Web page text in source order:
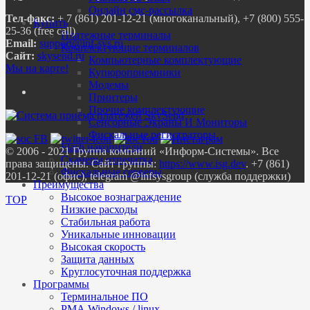
Онлайн смс-рассылка
Купить
Платежные терминалы
Комплектующие терминалов
Компьютерные комплектующие
Купюроприемники
Модемы
Принтеры
Прочие комплектующие
Сенсорные Экраны И Мониторы
Фискальные регистраторы
Flash накопители
Сканеры отпечатка
Фискальные серверы
Преимущества
Высокое вознаграждение
Низкие расходы
Стабильная работа
Уникальные инновации
Высокая скорость
Защита данных
Круглосуточная поддержка
Программы
Терминальное ПО
Тел-факс:+ 7 (861) 201-12-21 (многоканальный), +7 (800) 555-
25-36 (free call)
Email:
Сайт: skysend.ru
Мы на карте!
© 2006 - 2021 Группа компаний «Информ-Системы». Все
права защищены. Сайт группы: https://www.isg.dev. +7 (861)
201-12-21 (офис), telegram @infsysgroup (служба поддержки)
TOP